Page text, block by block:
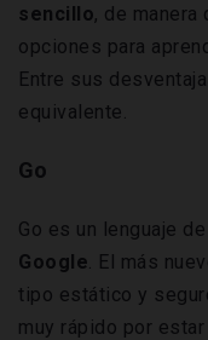
sencillo, de
opciones para
Entre sus
equivalente.
Go
Go es un lenguaje
Google . El más
tipo estático y
muy rápido por